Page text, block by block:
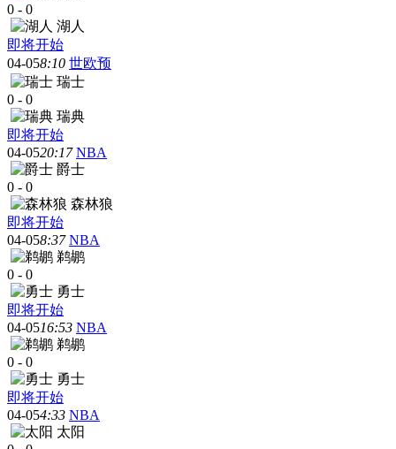
0 - 0
湖人
即将开始
04-058:10 世欧预
瑞士
0 - 0
瑞典
即将开始
04-0520:17 NBA
爵士
0 - 0
森林狼
即将开始
04-058:37 NBA
鹈鹕
0 - 0
勇士
即将开始
04-0516:53 NBA
鹈鹕
0 - 0
勇士
即将开始
04-054:33 NBA
太阳